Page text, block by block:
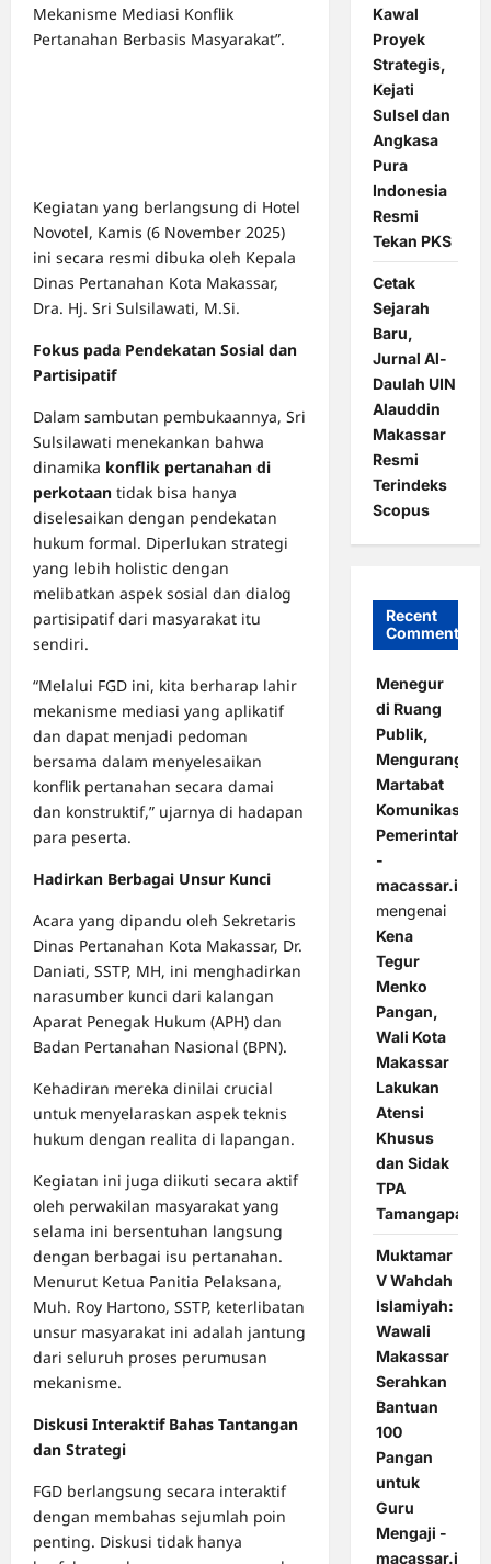
Mekanisme Mediasi Konflik
Pertanahan Berbasis Masyarakat”.
Kegiatan yang berlangsung di Hotel
Novotel, Kamis (6 November 2025)
ini secara resmi dibuka oleh Kepala
Dinas Pertanahan Kota Makassar,
Dra. Hj. Sri Sulsilawati, M.Si.
Fokus pada Pendekatan Sosial dan
Partisipatif
Dalam sambutan pembukaannya, Sri
Sulsilawati menekankan bahwa
dinamika konflik pertanahan di
perkotaan tidak bisa hanya
diselesaikan dengan pendekatan
hukum formal. Diperlukan strategi
yang lebih holistic dengan
melibatkan aspek sosial dan dialog
partisipatif dari masyarakat itu
sendiri.
“Melalui FGD ini, kita berharap lahir
mekanisme mediasi yang aplikatif
dan dapat menjadi pedoman
bersama dalam menyelesaikan
konflik pertanahan secara damai
dan konstruktif,” ujarnya di hadapan
para peserta.
Hadirkan Berbagai Unsur Kunci
Acara yang dipandu oleh Sekretaris
Dinas Pertanahan Kota Makassar, Dr.
Daniati, SSTP, MH, ini menghadirkan
narasumber kunci dari kalangan
Aparat Penegak Hukum (APH) dan
Badan Pertanahan Nasional (BPN).
Kehadiran mereka dinilai crucial
untuk menyelaraskan aspek teknis
hukum dengan realita di lapangan.
Kegiatan ini juga diikuti secara aktif
oleh perwakilan masyarakat yang
selama ini bersentuhan langsung
dengan berbagai isu pertanahan.
Menurut Ketua Panitia Pelaksana,
Muh. Roy Hartono, SSTP, keterlibatan
unsur masyarakat ini adalah jantung
dari seluruh proses perumusan
mekanisme.
Diskusi Interaktif Bahas Tantangan
dan Strategi
FGD berlangsung secara interaktif
dengan membahas sejumlah poin
penting. Diskusi tidak hanya
Kawal
Proyek
Strategis,
Kejati
Sulsel dan
Angkasa
Pura
Indonesia
Resmi
Tekan PKS
Cetak
Sejarah
Baru,
Jurnal Al-
Daulah UIN
Alauddin
Makassar
Resmi
Terindeks
Scopus
Recent
Comments
Menegur
di Ruang
Publik,
Mengurangi
Martabat
Komunikasi
Pemerintahan
-
macassar.id
mengenai
Kena
Tegur
Menko
Pangan,
Wali Kota
Makassar
Lakukan
Atensi
Khusus
dan Sidak
TPA
Tamangapa
Muktamar
V Wahdah
Islamiyah:
Wawali
Makassar
Serahkan
Bantuan
100
Pangan
untuk
Guru
Mengaji -
macassar.id